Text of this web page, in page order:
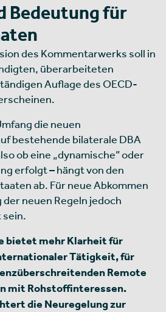
Bedeutung für
des Kommentarwerks soll in
überarbeiteten
Auflage des OECD-
die neuen
bestehende bilaterale DBA
ob eine „dynamische” oder
erfolgt – hängt von den
ab. Für neue Abkommen
neuen Regeln jedoch
bietet mehr Klarheit für
Tätigkeit, für
Remote
mit Rohstoffinteressen.
die Neuregelung zur